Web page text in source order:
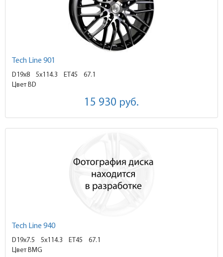
Tech Line 901
D19x8 5x114.3 ET45
67.1
Цвет BD
15 930 руб.
Tech Line 940
D19x7.5 5x114.3 ET45
67.1
Цвет BMG